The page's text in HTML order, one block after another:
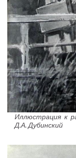
Иллюстрация к
Д.А. Дубинский